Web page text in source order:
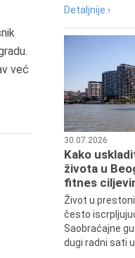
već
Detaljnije ›
30.07.2026
Kako
života u
fitnes
Život u
često
Saobraćajne
dugi radni sati u
Dositej Obradović
u Beograd, gde
prosvetni rad,
najavljen
srpske kulture
Dunava.